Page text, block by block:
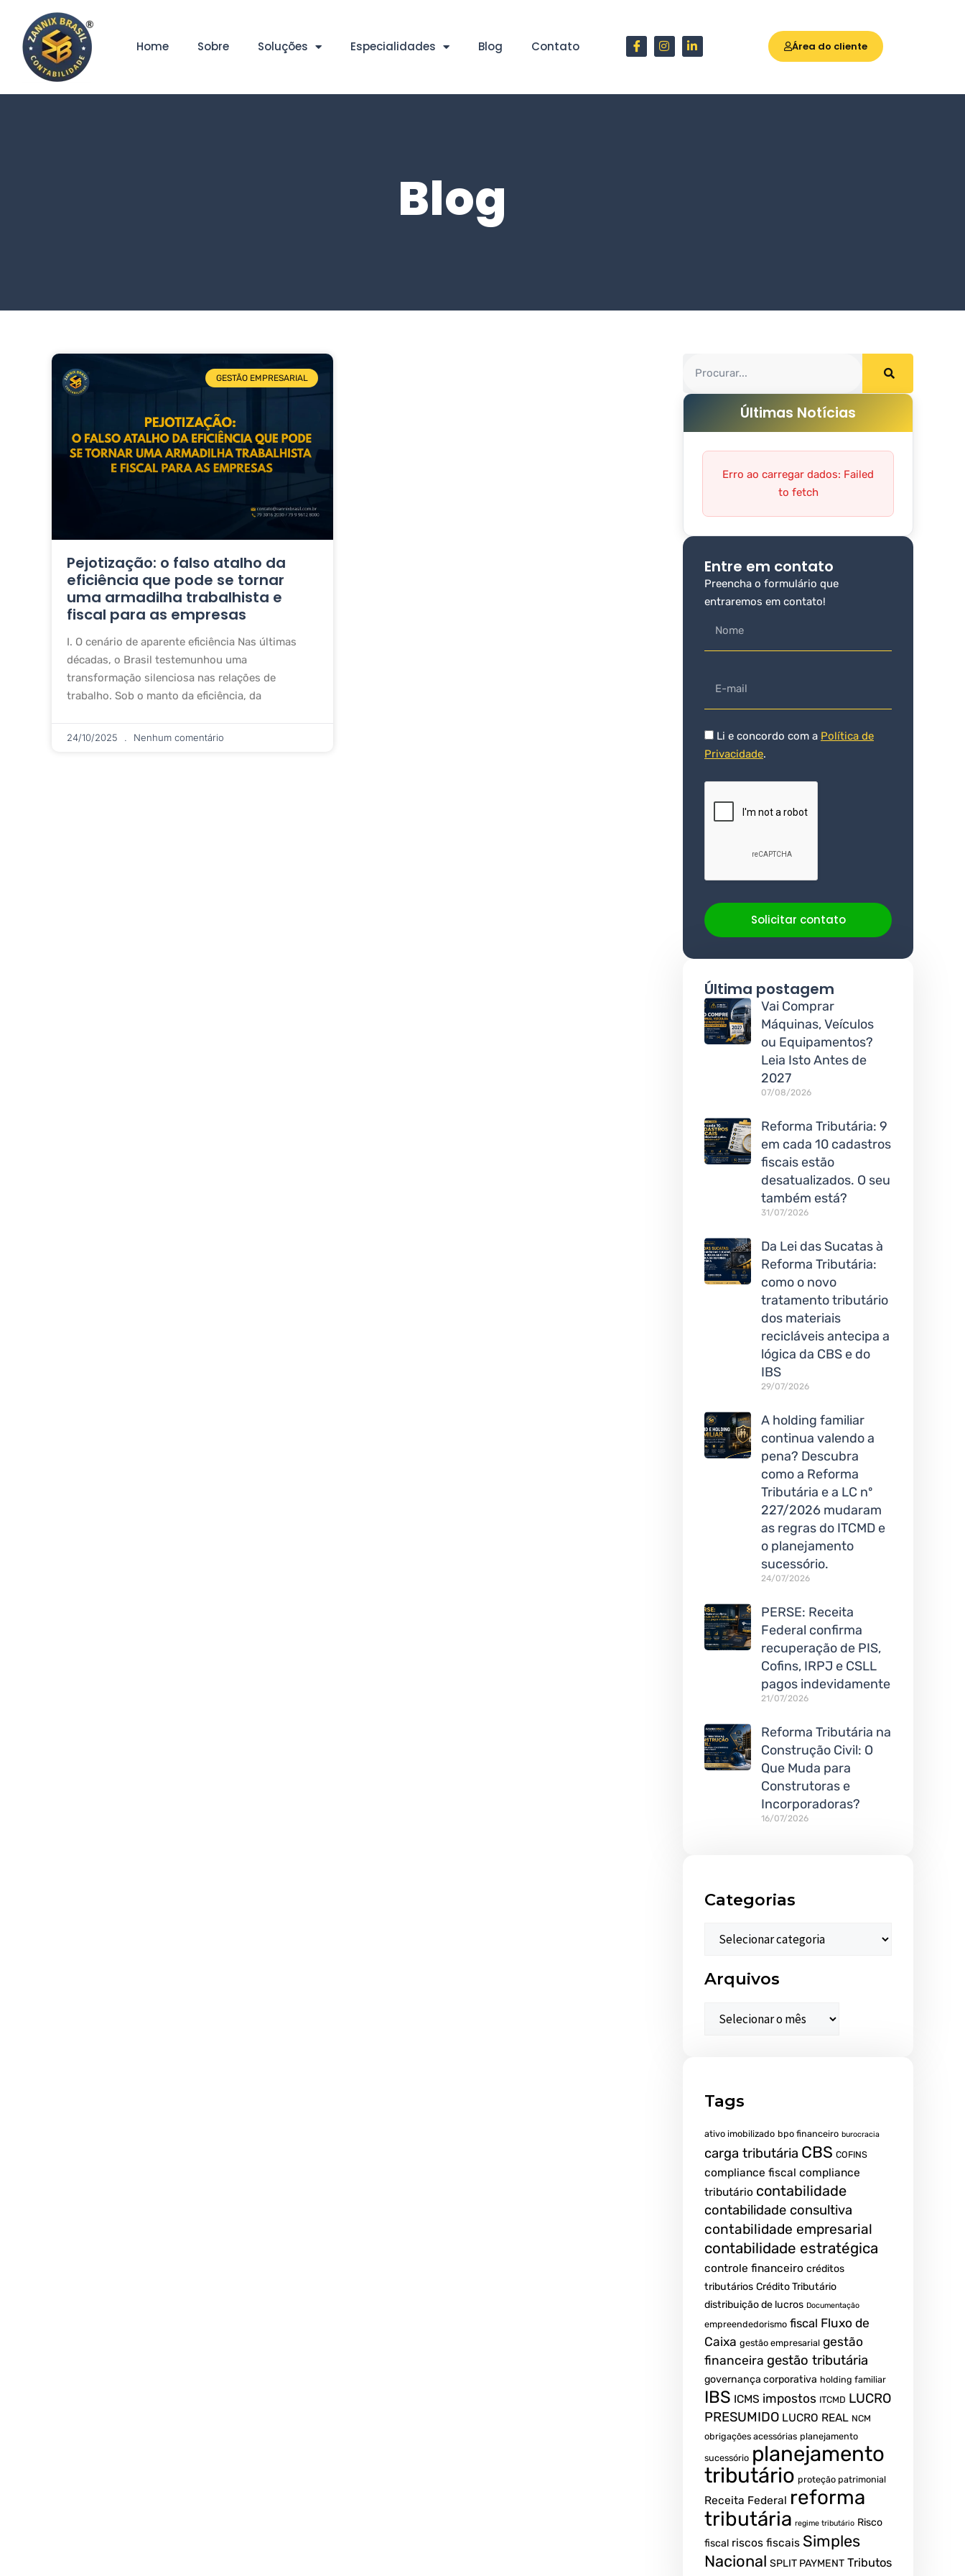
Home Sobre Soluções Especialidades Blog Contato Área do cliente
Blog
GESTÃO EMPRESARIAL
Pejotização: o falso atalho da
eficiência que pode se tornar
uma armadilha trabalhista e
fiscal para as empresas
I. O cenário de aparente eficiência Nas últimas
décadas, o Brasil testemunhou uma
transformação silenciosa nas relações de
trabalho. Sob o manto da eficiência, da
24/10/2025 Nenhum comentário
Últimas Notícias
Erro ao carregar dados: Failed
to fetch
Entre em contato
Preencha o formulário que
entraremos em contato!
Li e concordo com a Política de
Privacidade.
Solicitar contato
Última postagem
Vai Comprar
Máquinas, Veículos
ou Equipamentos?
Leia Isto Antes de
2027
07/08/2026
Reforma Tributária: 9
em cada 10 cadastros
fiscais estão
desatualizados. O seu
também está?
31/07/2026
Da Lei das Sucatas à
Reforma Tributária:
como o novo
tratamento tributário
dos materiais
recicláveis antecipa a
lógica da CBS e do
IBS
29/07/2026
A holding familiar
continua valendo a
pena? Descubra
como a Reforma
Tributária e a LC nº
227/2026 mudaram
as regras do ITCMD e
o planejamento
sucessório.
24/07/2026
PERSE: Receita
Federal confirma
recuperação de PIS,
Cofins, IRPJ e CSLL
pagos indevidamente
21/07/2026
Reforma Tributária na
Construção Civil: O
Que Muda para
Construtoras e
Incorporadoras?
16/07/2026
Categorias
Arquivos
Tags
ativo imobilizado bpo financeiro burocracia
carga tributária CBS COFINS
compliance fiscal compliance
tributário contabilidade
contabilidade consultiva
contabilidade empresarial
contabilidade estratégica
controle financeiro créditos
tributários Crédito Tributário
distribuição de lucros Documentação
empreendedorismo fiscal Fluxo de
Caixa gestão empresarial gestão
financeira gestão tributária
governança corporativa holding familiar
IBS ICMS impostos ITCMD LUCRO
PRESUMIDO LUCRO REAL NCM
obrigações acessórias planejamento
sucessório planejamento
tributário proteção patrimonial
Receita Federal reforma
tributária regime tributário Risco
fiscal riscos fiscais Simples
Nacional SPLIT PAYMENT Tributos